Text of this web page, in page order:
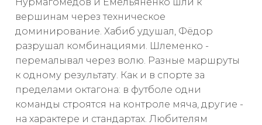
вершинам через техническое
доминирование. Хабиб удушал, Фёдор
разрушал комбинациями. Шлеменко -
перемалывал через волю. Разные маршруты
к одному результату. Как и в спорте за
пределами октагона: в футболе одни
команды строятся на контроле мяча, другие -
на характере и стандартах. Любителям